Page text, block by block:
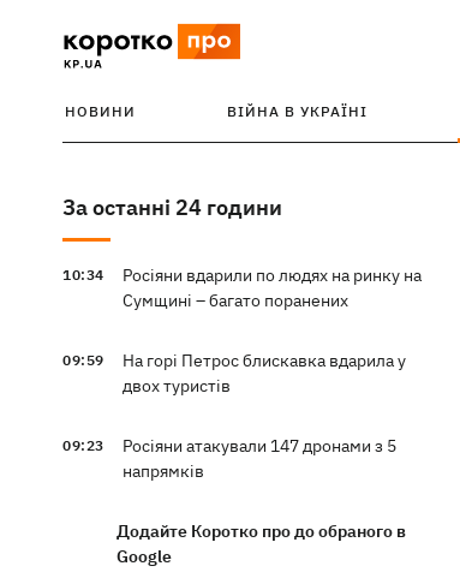
НОВИНИ ВІЙНА В УКРАЇНІ
За останні 24 години
10:34
Росіяни вдарили по людях на ринку на
Сумщині – багато поранених
09:59
На горі Петрос блискавка вдарила у
двох туристів
09:23
Росіяни атакували 147 дронами з 5
напрямків
Додайте Коротко про до обраного в
Google